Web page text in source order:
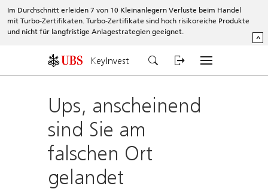
Im Durchschnitt erleiden 7 von 10 Kleinanlegern Verluste beim Handel
mit Turbo-Zertifikaten. Turbo-Zertifikate sind hoch risikoreiche Produkte
und nicht für langfristige Anlagestrategien geeignet.
^
KeyInvest
Ups, anscheinend
sind Sie am
falschen Ort
gelandet